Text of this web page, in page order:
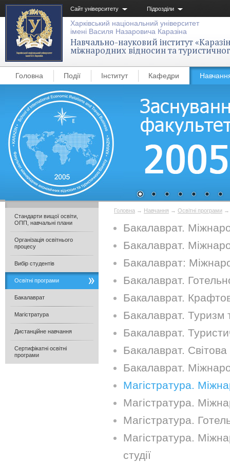
Сайт університету Підрозділи
Харківський національний університет
імені Василя Назаровича Каразіна
Навчально-науковий інститут
міжнародних відносин та
Головна Події Інститут Кафедри
Головна → Навчання → Освітні програми
Бакалаврат.
Бакалаврат.
Бакалаврат:
Бакалаврат.
Бакалаврат.
Бакалаврат. Туризм
Бакалаврат.
Бакалаврат. Світова
Бакалаврат.
Магістратура.
Магістратура.
Магістратура.
Магістратура.
студії
Стандарти вищої освіти,
ОПП, навчальні плани
Організація освітнього
процесу
Вибір студентів
Освітні програми
Бакалаврат
Магістратура
Дистанційне навчання
Сертифікатні освітні
програми